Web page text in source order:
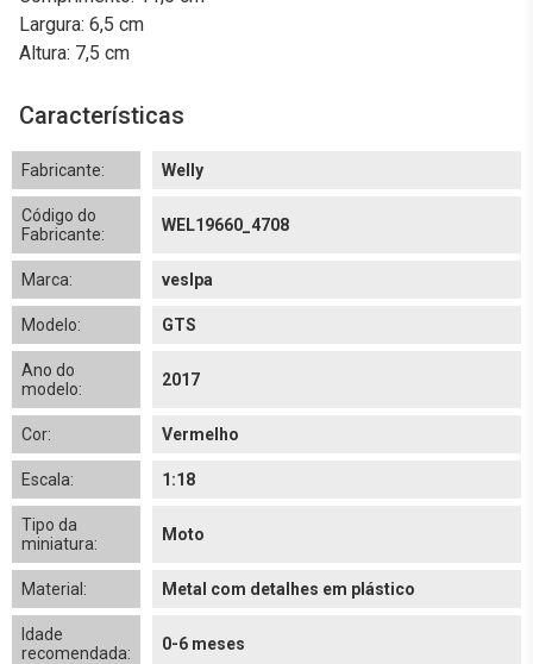
Largura: 6,5 cm
Altura: 7,5 cm
Características
Fabricante: Welly
Código do
Fabricante:
WEL19660_4708
Marca: veslpa
Modelo: GTS
Ano do
modelo:
2017
Cor: Vermelho
Escala: 1:18
Tipo da
miniatura:
Moto
Material: Metal com detalhes em plástico
Idade
recomendada:
0-6 meses